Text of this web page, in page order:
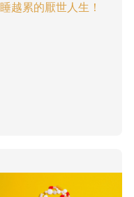
睡越累的厭世人生！